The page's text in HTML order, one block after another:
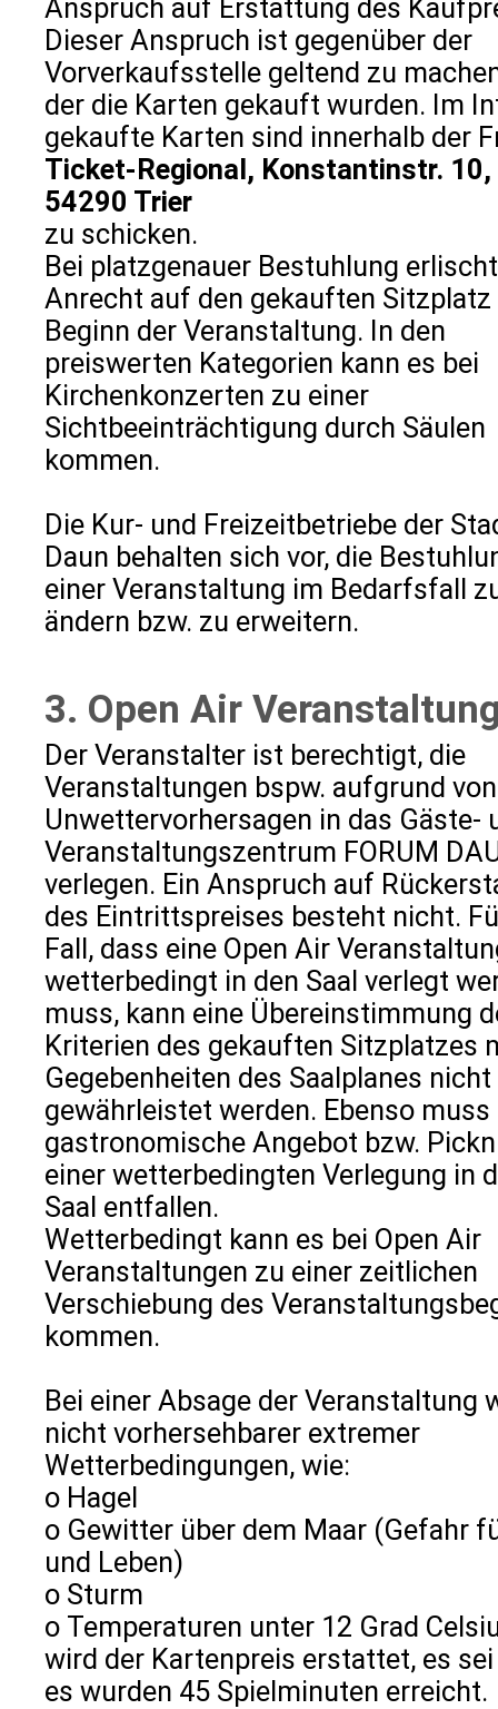
Anspruch auf Erstattung des
Dieser Anspruch ist gegenüber der
Vorverkaufsstelle geltend zu
der die Karten gekauft wurden. Im
gekaufte Karten sind innerhalb der
Ticket-Regional, Konstantinstr. 10,
54290 Trier
zu schicken.
Bei platzgenauer Bestuhlung
Anrecht auf den gekauften Sitzplatz
Beginn der Veranstaltung. In den
preiswerten Kategorien kann es bei
Kirchenkonzerten zu einer
Sichtbeeinträchtigung durch Säulen
kommen.
Die Kur- und Freizeitbetriebe der
Daun behalten sich vor, die
einer Veranstaltung im Bedarfsfall
ändern bzw. zu erweitern.
3. Open Air
Der Veranstalter ist berechtigt, die
Veranstaltungen bspw. aufgrund von
Unwettervorhersagen in das Gäste-
Veranstaltungszentrum FORUM
verlegen. Ein Anspruch auf
des Eintrittspreises besteht nicht.
Fall, dass eine Open Air
wetterbedingt in den Saal verlegt
muss, kann eine Übereinstimmung
Kriterien des gekauften Sitzplatzes
Gegebenheiten des Saalplanes nicht
gewährleistet werden. Ebenso muss
gastronomische Angebot bzw.
einer wetterbedingten Verlegung in
Saal entfallen.
Wetterbedingt kann es bei Open Air
Veranstaltungen zu einer zeitlichen
Verschiebung des
kommen.
Bei einer Absage der Veranstaltung
nicht vorhersehbarer extremer
Wetterbedingungen, wie:
o Hagel
o Gewitter über dem Maar (Gefahr
und Leben)
o Sturm
o Temperaturen unter 12 Grad
wird der Kartenpreis erstattet, es sei
es wurden 45 Spielminuten erreicht.